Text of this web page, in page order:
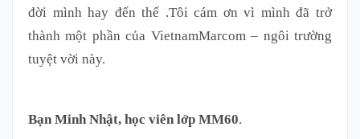
đời mình hay đến thế .Tôi cám ơn vì mình đã trở
thành một phần của VietnamMarcom – ngôi trường
tuyệt vời này.
Bạn Minh Nhật, học viên lớp MM60.